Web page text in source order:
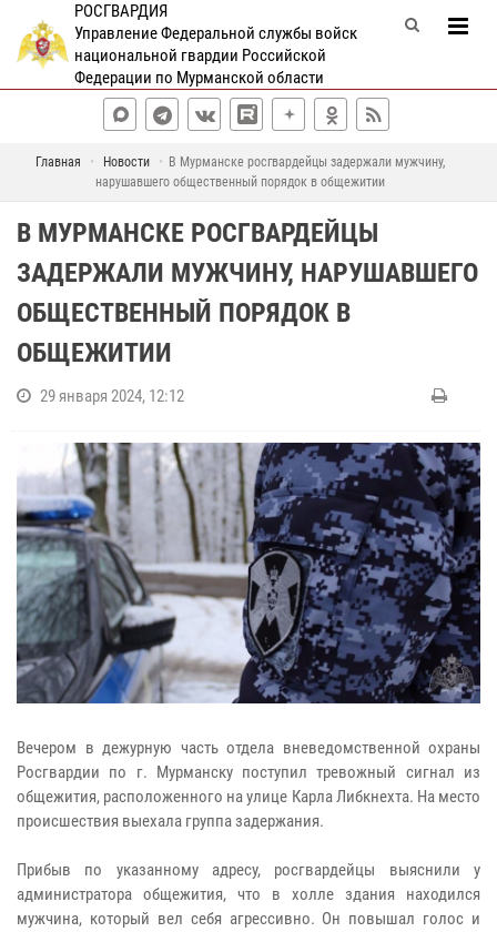
РОСГВАРДИЯ
Управление Федеральной службы войск
национальной гвардии Российской
Федерации по Мурманской области
Главная Новости
В Мурманске росгвардейцы задержали мужчину,
нарушавшего общественный порядок в общежитии
В МУРМАНСКЕ РОСГВАРДЕЙЦЫ
ЗАДЕРЖАЛИ МУЖЧИНУ, НАРУШАВШЕГО
ОБЩЕСТВЕННЫЙ ПОРЯДОК В
ОБЩЕЖИТИИ
29 января 2024, 12:12
Вечером в дежурную часть отдела вневедомственной охраны
Росгвардии по г. Мурманску поступил тревожный сигнал из
общежития, расположенного на улице Карла Либкнехта. На место
происшествия выехала группа задержания.
Прибыв по указанному адресу, росгвардейцы выяснили у
администратора общежития, что в холле здания находился
мужчина, который вел себя агрессивно. Он повышал голос и